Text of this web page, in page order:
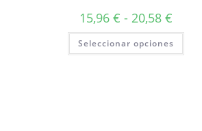
15,96 € - 20,58 €
Seleccionar opciones